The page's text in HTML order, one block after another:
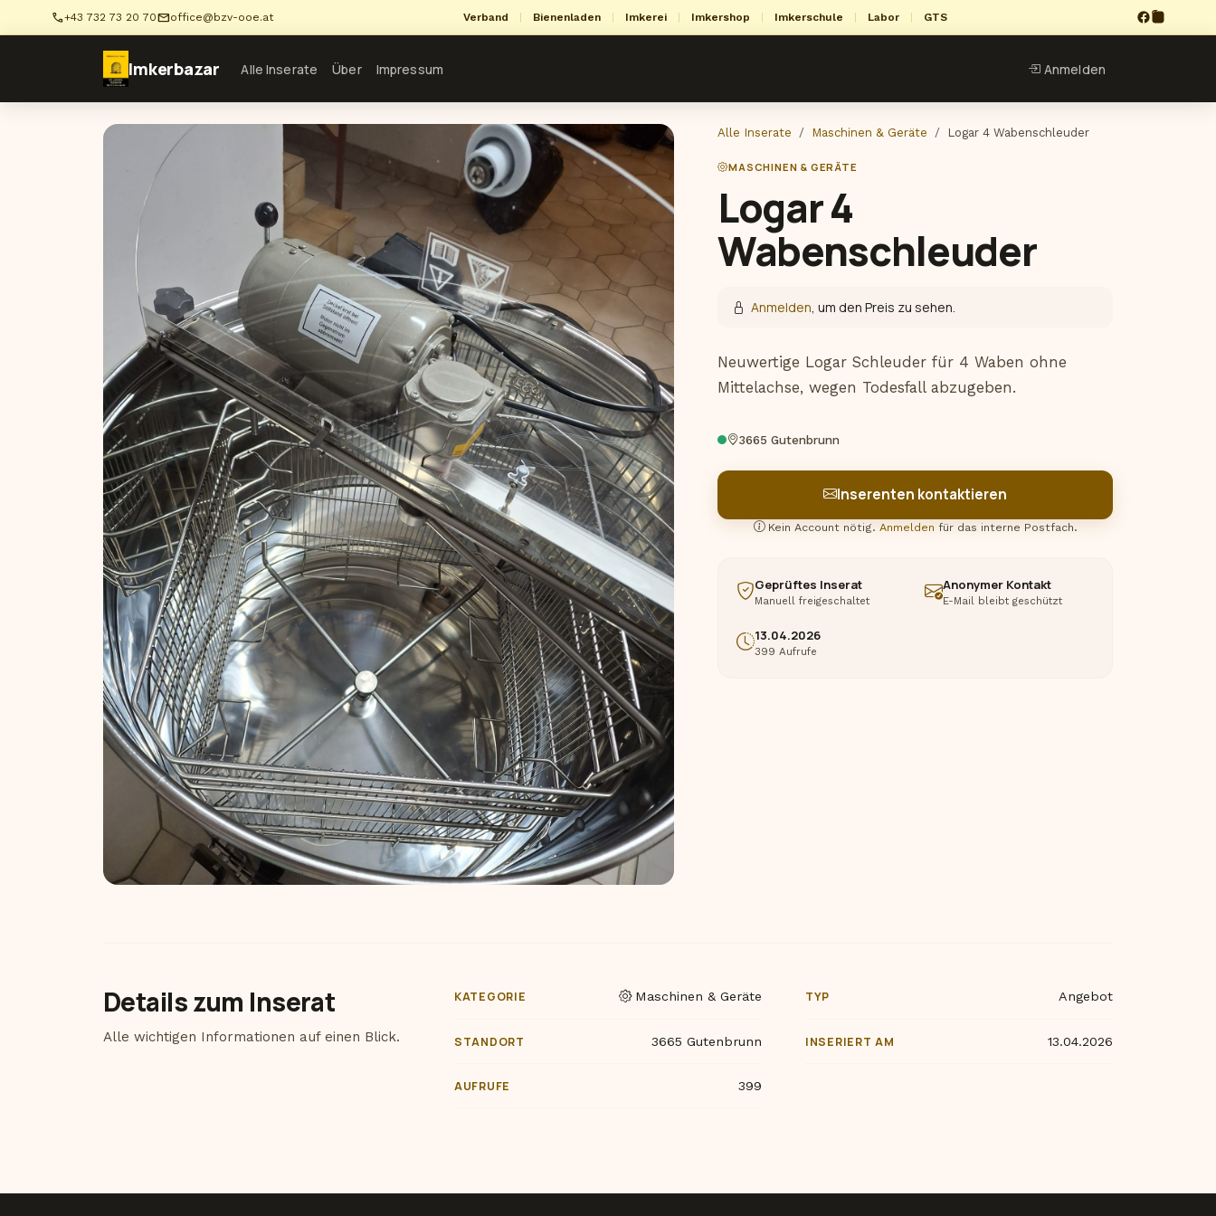
phone+43 732 73 20 70mailoffice@bzv-ooe.at Verband Bienenladen Imkerei Imkershop Imkerschule Labor GTS
Imkerbazar Alle Inserate Über Impressum Anmelden
Alle Inserate Maschinen & Geräte Logar 4 Wabenschleuder
MASCHINEN & GERÄTE
Logar 4
Wabenschleuder
Anmelden, um den Preis zu sehen.
Neuwertige Logar Schleuder für 4 Waben ohne
Mittelachse, wegen Todesfall abzugeben.
3665 Gutenbrunn
Inserenten kontaktieren
Kein Account nötig. Anmelden für das interne Postfach.
Geprüftes Inserat
Manuell freigeschaltet
Anonymer Kontakt
E-Mail bleibt geschützt
13.04.2026
399 Aufrufe
Details zum Inserat
Alle wichtigen Informationen auf einen Blick.
KATEGORIE Maschinen & Geräte TYP Angebot
STANDORT 3665 Gutenbrunn INSERIERT AM 13.04.2026
AUFRUFE 399